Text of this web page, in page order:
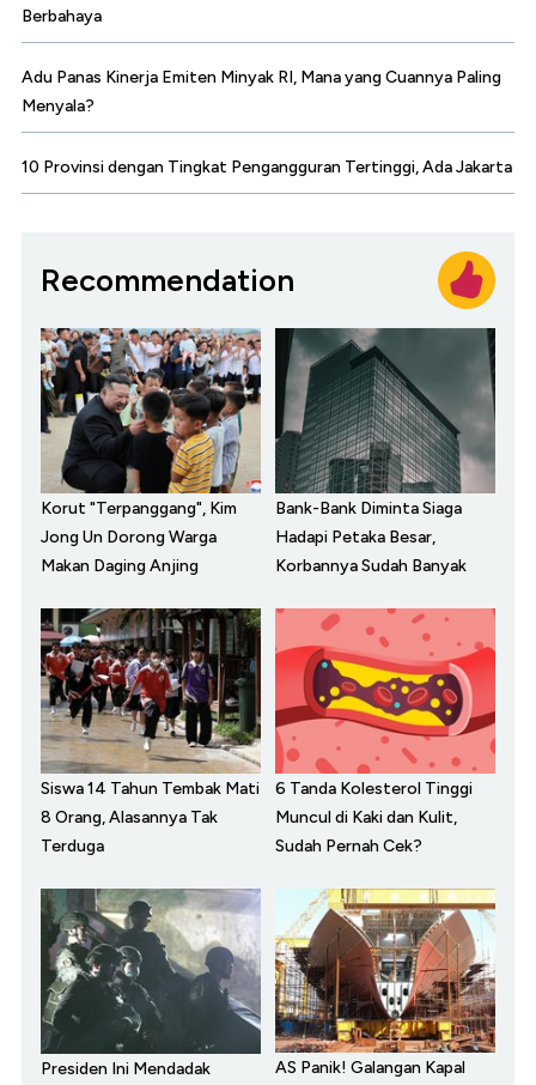
Berbahaya
Adu Panas Kinerja Emiten Minyak RI, Mana yang Cuannya Paling
Menyala?
10 Provinsi dengan Tingkat Pengangguran Tertinggi, Ada Jakarta
Recommendation
Korut "Terpanggang", Kim
Jong Un Dorong Warga
Makan Daging Anjing
Bank-Bank Diminta Siaga
Hadapi Petaka Besar,
Korbannya Sudah Banyak
Siswa 14 Tahun Tembak Mati
8 Orang, Alasannya Tak
Terduga
6 Tanda Kolesterol Tinggi
Muncul di Kaki dan Kulit,
Sudah Pernah Cek?
Presiden Ini Mendadak
AS Panik! Galangan Kapal